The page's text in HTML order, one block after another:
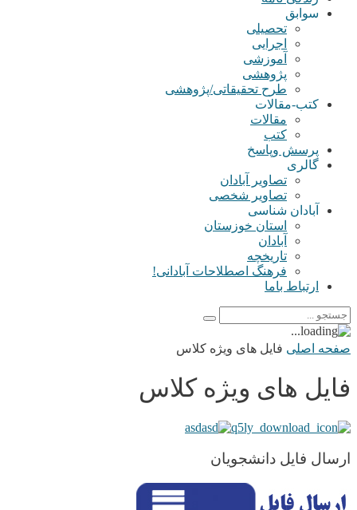
سوابق
تحصیلی
اجرایی
آموزشی
پژوهشی
طرح تحقیقاتی/پژوهشی
کتب-مقالات
مقالات
کتب
پرسش وپاسخ
گالری
تصاویر آبادان
تصاویر شخصی
آبادان شناسی
استان خوزستان
آبادان
تاریخچه
فرهنگ اصطلاحات آبادانی!
ارتباط باما
صفحه اصلی فایل های ویژه کلاس
فایل های ویژه کلاس
ارسال فایل دانشجویان